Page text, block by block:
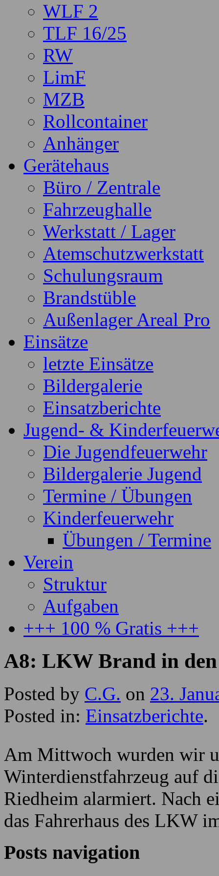
WLF 2
TLF 16/25
RW
LimF
MZB
Rollcontainer
Anhänger
Gerätehaus
Büro / Zentrale
Fahrzeughalle
Werkstatt / Lager
Atemschutzwerkstatt
Schulungsraum
Brandstüble
Außenlager Areal Pro
Einsätze
letzte Einsätze
Bildergalerie
Einsatzberichte
Jugend- &
Die Jugendfeuerwehr
Bildergalerie Jugend
Termine / Übungen
Kinderfeuerwehr
Übungen / Termine
Verein
Struktur
Aufgaben
+++ 100 % Gratis +++
A8: LKW Brand in
Posted by C.G. on 23.
Posted in: Einsatzberichte.
Am Mittwoch wurden wir
Winterdienstfahrzeug auf
Riedheim alarmiert. Nach
das Fahrerhaus des LKW
Posts navigation